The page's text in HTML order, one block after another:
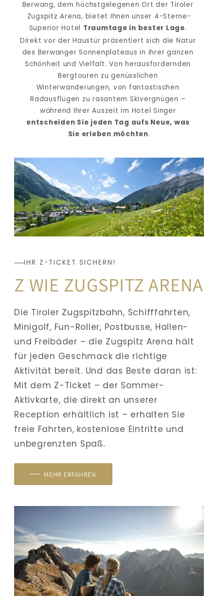
Berwang, dem höchstgelegenen Ort der Tiroler
Zugspitz Arena, bietet Ihnen unser 4-Sterne-
Superior Hotel Traumtage in bester Lage.
Direkt vor der Haustür präsentiert sich die Natur
des Berwanger Sonnenplateaus in ihrer ganzen
Schönheit und Vielfalt. Von herausfordernden
Bergtouren zu genüsslichen
Winterwanderungen, von fantastischen
Radausflügen zu rasantem Skivergnügen –
während Ihrer Auszeit im Hotel Singer
entscheiden Sie jeden Tag aufs Neue, was
Sie erleben möchten.
IHR Z-TICKET SICHERN!
Z WIE ZUGSPITZ ARENA
Die Tiroler Zugspitzbahn, Schifffahrten,
Minigolf, Fun-Roller, Postbusse, Hallen-
und Freibäder – die Zugspitz Arena hält
für jeden Geschmack die richtige
Aktivität bereit. Und das Beste daran ist:
Mit dem Z-Ticket – der Sommer-
Aktivkarte, die direkt an unserer
Reception erhältlich ist – erhalten Sie
freie Fahrten, kostenlose Eintritte und
unbegrenzten Spaß.
MEHR ERFAHREN